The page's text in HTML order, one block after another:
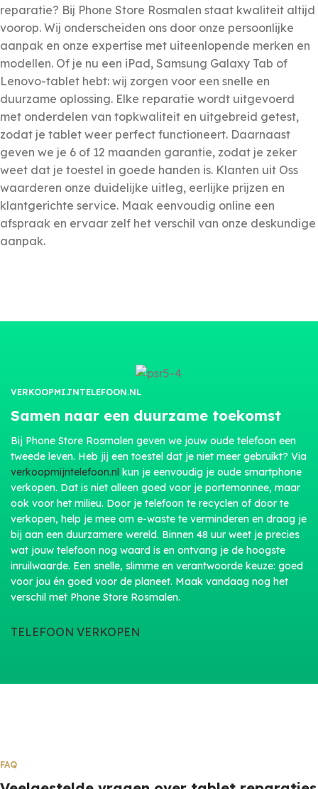
reparatie? Bij Phone Store Rosmalen staat kwaliteit altijd
voorop. Wij onderscheiden ons door onze persoonlijke
aanpak en onze expertise met uiteenlopende merken en
modellen. Of je nu een iPad, Samsung Galaxy Tab of
Lenovo-tablet hebt: wij zorgen voor een snelle en
duurzame oplossing. Elke reparatie wordt uitgevoerd
met onderdelen van topkwaliteit en uitgebreid getest,
zodat je tablet weer perfect functioneert. Daarnaast
geven we je 6 of 12 maanden garantie, zodat je zeker
weet dat je toestel in goede handen is. Klanten uit Oss
waarderen onze duidelijke uitleg, eerlijke prijzen en
klantgerichte service. Maak eenvoudig online een
afspraak en ervaar zelf het verschil van onze deskundige
aanpak.
VERKOOPMIJNTELEFOON.NL
Samen naar een duurzame toekomst
Bij Phone Store Rosmalen geven we jouw oude telefoon een
tweede leven. Heb jij een toestel dat je niet meer gebruikt? Via
verkoopmijntelefoon.nl kun je eenvoudig je oude smartphone
verkopen. Dat is niet alleen goed voor je portemonnee, maar
ook voor het milieu. Door je telefoon te recyclen of door te
verkopen, help je mee om e-waste te verminderen en draag je
bij aan een duurzamere wereld. Binnen 48 uur weet je precies
wat jouw telefoon nog waard is en ontvang je de hoogste
inruilwaarde. Een snelle, slimme en verantwoorde keuze: goed
voor jou én goed voor de planeet. Maak vandaag nog het
verschil met Phone Store Rosmalen.
TELEFOON VERKOPEN
FAQ